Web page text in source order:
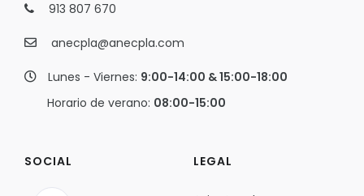
913 807 670
anecpla@anecpla.com
Lunes - Viernes: 9:00-14:00 & 15:00-18:00
Horario de verano: 08:00-15:00
SOCIAL LEGAL